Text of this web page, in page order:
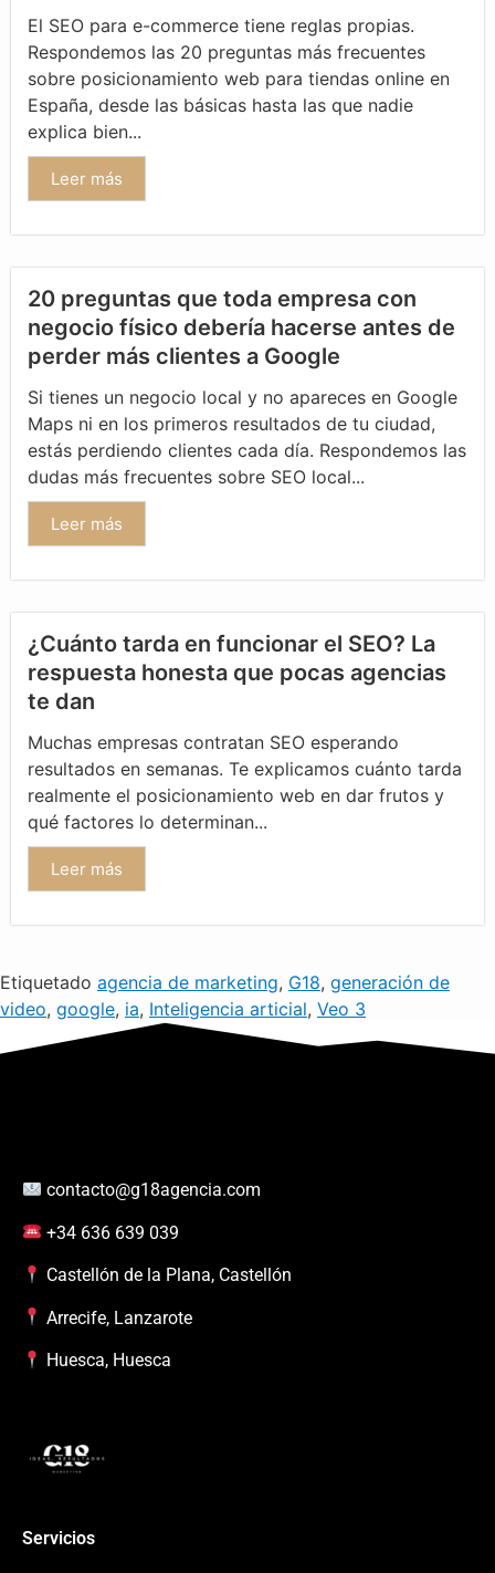
El SEO para e-commerce tiene reglas propias.
Respondemos las 20 preguntas más frecuentes
sobre posicionamiento web para tiendas online en
España, desde las básicas hasta las que nadie
explica bien...
Leer más
20 preguntas que toda empresa con
negocio físico debería hacerse antes de
perder más clientes a Google
Si tienes un negocio local y no apareces en Google
Maps ni en los primeros resultados de tu ciudad,
estás perdiendo clientes cada día. Respondemos las
dudas más frecuentes sobre SEO local...
Leer más
¿Cuánto tarda en funcionar el SEO? La
respuesta honesta que pocas agencias
te dan
Muchas empresas contratan SEO esperando
resultados en semanas. Te explicamos cuánto tarda
realmente el posicionamiento web en dar frutos y
qué factores lo determinan...
Leer más
Etiquetado agencia de marketing, G18, generación de
video, google, ia, Inteligencia articial, Veo 3
contacto@g18agencia.com
+34 636 639 039
Castellón de la Plana, Castellón
Arrecife, Lanzarote
Huesca, Huesca
Servicios